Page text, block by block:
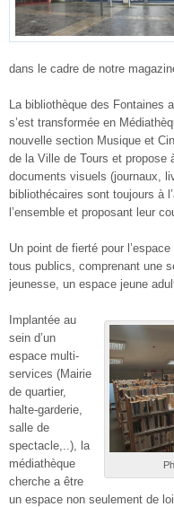
dans le cadre de notre
La bibliothèque des Fontaines
s’est transformée en
nouvelle section Musique et
de la Ville de Tours et
documents visuels (journaux,
bibliothécaires sont toujours à
l’ensemble et proposant leur
Un point de fierté pour
tous publics, comprenant une
jeunesse, un espace jeune
Implantée au
sein d’un
espace multi-
services (Mairie
de quartier,
halte-garderie,
salle de
spectacle,..), la
médiathèque
cherche a être
un espace non seulement de